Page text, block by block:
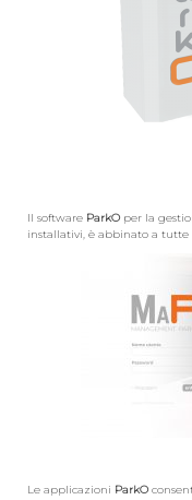
Il software ParkO per la
installativi, è abbinato a
Le applicazioni ParkO